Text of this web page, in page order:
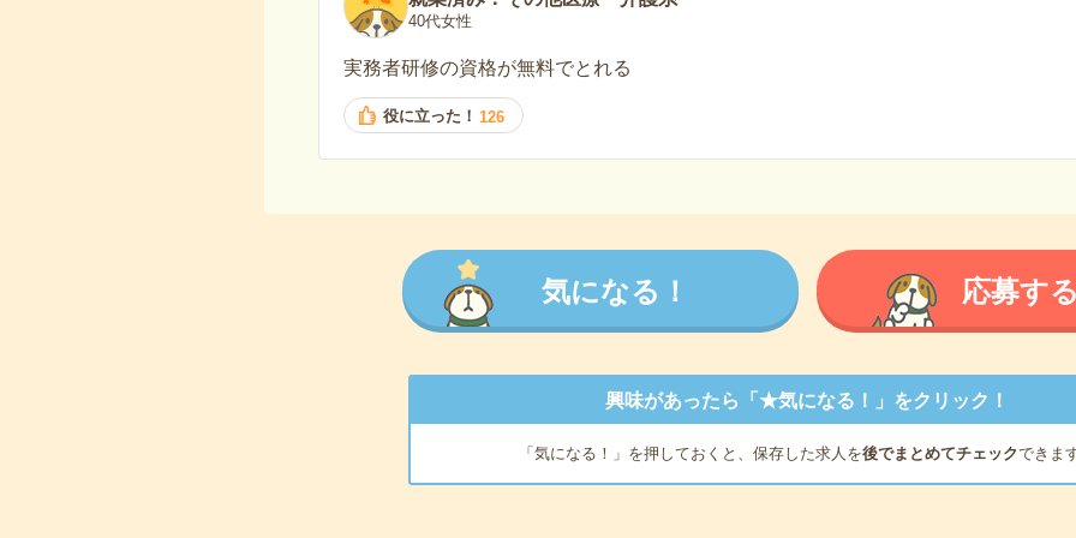
40代女性
実務者研修の資格が無料でとれる
役に立った！ 126
気になる！ 応募す
興味があったら「★気になる！」をクリック！
「気になる！」を押しておくと、保存した求人を後でまとめてチェックできま